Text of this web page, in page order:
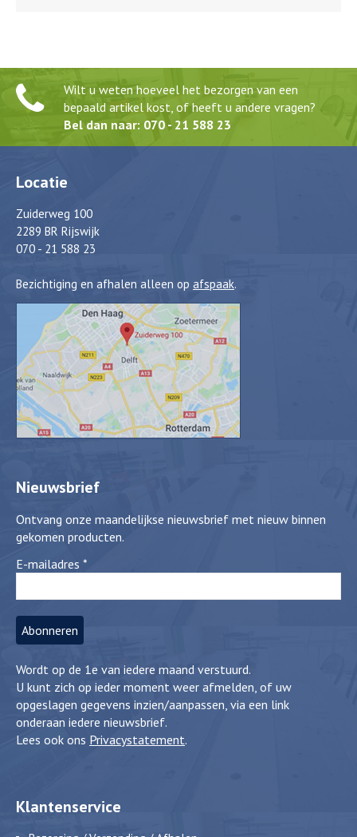
Wilt u weten hoeveel het bezorgen van een
bepaald artikel kost, of heeft u andere vragen?
Bel dan naar: 070 - 21 588 23
Locatie
Zuiderweg 100
2289 BR Rijswijk
070 - 21 588 23
Bezichtiging en afhalen alleen op afspaak.
Nieuwsbrief
Ontvang onze maandelijkse nieuwsbrief met nieuw binnen
gekomen producten.
E-mailadres *
Wordt op de 1e van iedere maand verstuurd.
U kunt zich op ieder moment weer afmelden, of uw
opgeslagen gegevens inzien/aanpassen, via een link
onderaan iedere nieuwsbrief.
Lees ook ons Privacystatement.
Klantenservice